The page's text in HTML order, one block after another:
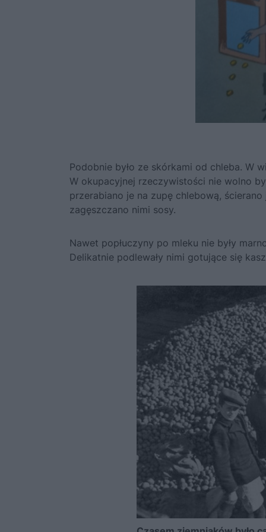
Podobnie było ze skórkami od chleba. W
W okupacyjnej rzeczywistości nie wolno
przerabiano je na zupę chlebową,
zagęszczano nimi sosy.
Nawet popłuczyny po mleku nie były
Delikatnie podlewały nimi gotujące się